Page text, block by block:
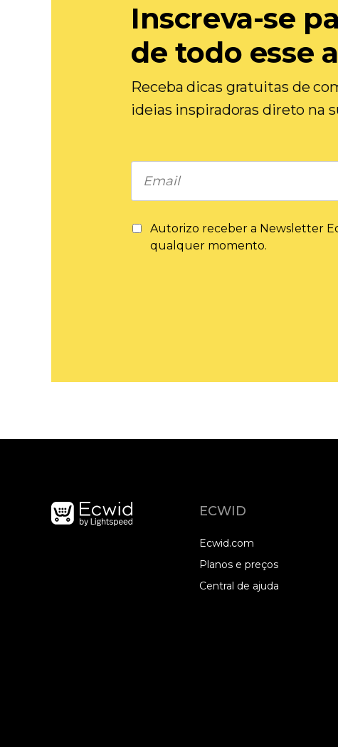
Inscreva-se
de todo esse
Receba dicas gratuitas de
ideias inspiradoras direto na
Autorizo ​​receber a Newsletter
qualquer momento.
ECWID
Ecwid.com
Planos e preços
Central de ajuda